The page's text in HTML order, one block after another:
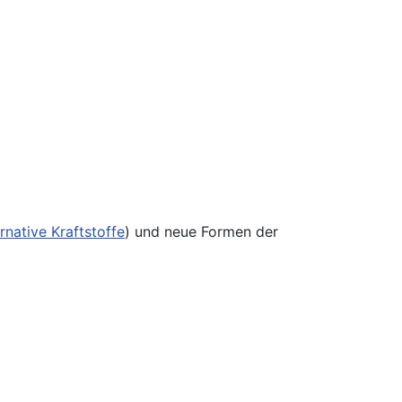
Kraftstoffe) und neue Formen der